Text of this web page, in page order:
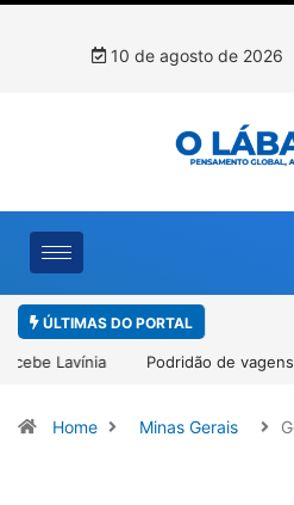
10 de agosto de 2026
ÚLTIMAS DO PORTAL
Podridão de vagens e de grãos da
Home Minas Gerais